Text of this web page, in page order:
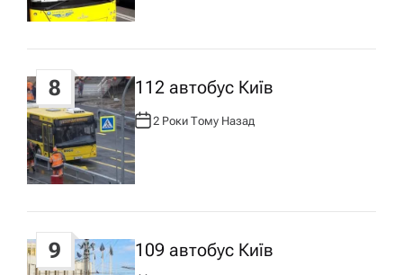
Р
:
8 112 автобус Київ
А
В
О
Р
:
2 Роки Тому Назад
9 109 автобус Київ